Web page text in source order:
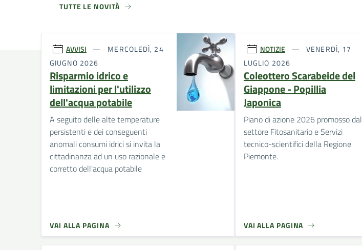
TUTTE LE NOVITÀ
AVVISI
MERCOLEDÌ, 24
GIUGNO 2026
Risparmio idrico e
limitazioni per l'utilizzo
dell'acqua potabile
A seguito delle alte temperature
persistenti e dei conseguenti
anomali consumi idrici si invita la
cittadinanza ad un uso razionale e
corretto dell'acqua potabile
VAI ALLA PAGINA
NOTIZIE
VENERDÌ, 17
LUGLIO 2026
Coleottero Scarabeide del
Giappone - Popillia
Japonica
Piano di azione 2026 promosso dal
settore Fitosanitario e Servizi
tecnico-scientifici della Regione
Piemonte.
VAI ALLA PAGINA